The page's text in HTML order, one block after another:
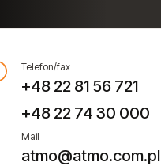
Smarownice i olejarki
Szlifierki kątowe
Szlifierki liniowe
Telefon/fax
+48 22 81 56 721
+48 22 74 30 000
Mail
atmo@atmo.com.pl